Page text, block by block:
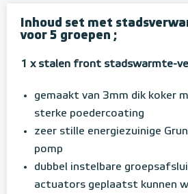
Inhoud set met
voor 5 groepen ;
1 x stalen front stadswarmte-
gemaakt van 3mm dik koker
sterke poedercoating
zeer stille energiezuinige
pomp
dubbel instelbare
actuators geplaatst kunnen